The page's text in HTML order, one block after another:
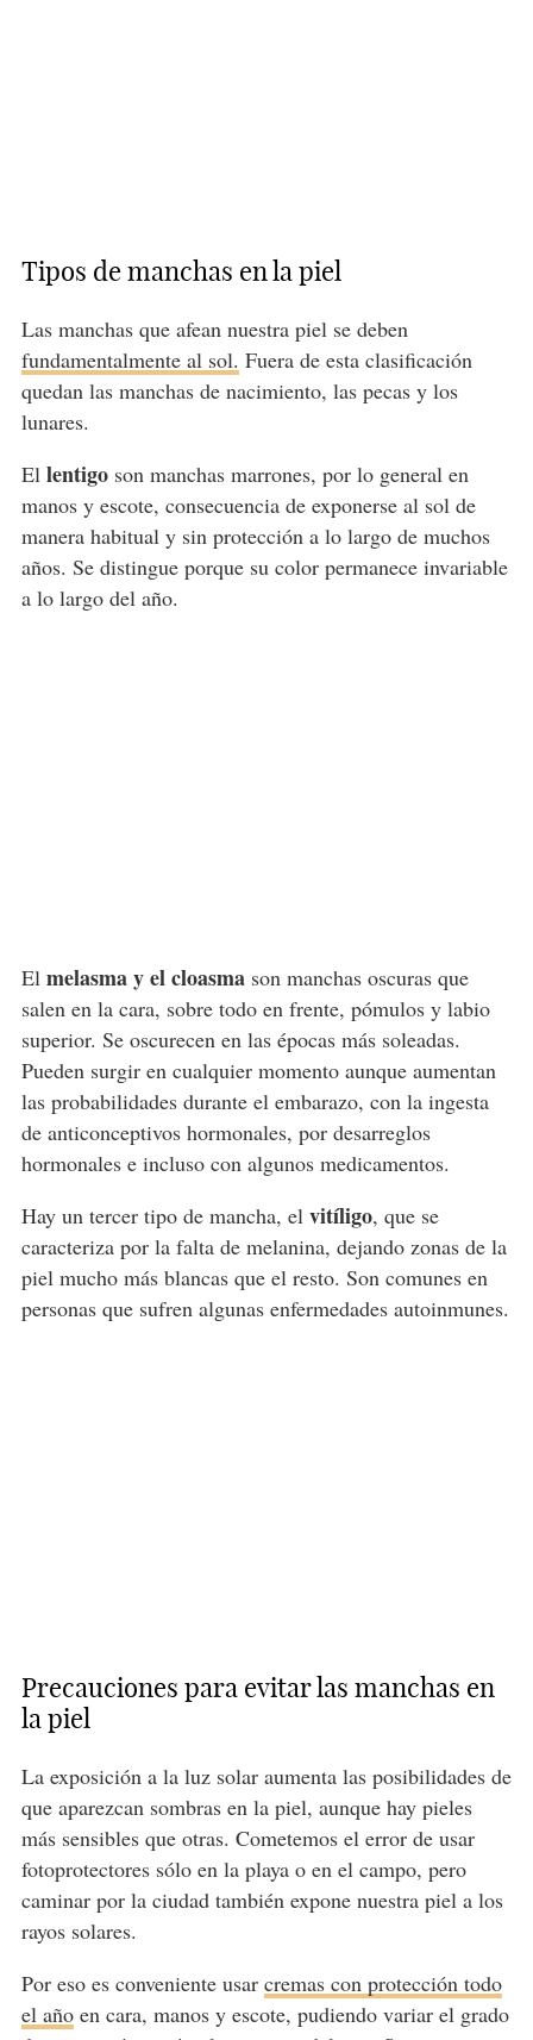
Tipos de manchas en la piel
Las manchas que afean nuestra piel se deben
fundamentalmente al sol. Fuera de esta clasificación
quedan las manchas de nacimiento, las pecas y los
lunares.
El lentigoson manchas marrones, por lo general en
manos y escote, consecuencia de exponerse al sol de
manera habitual y sin protección a lo largo de muchos
años. Se distingue porque su color permanece invariable
a lo largo del año.
El melasma y el cloasmason manchas oscuras que
salen en la cara, sobre todo en frente, pómulos y labio
superior. Se oscurecen en las épocas más soleadas.
Pueden surgir en cualquier momento aunque aumentan
las probabilidades durante el embarazo, con la ingesta
de anticonceptivos hormonales, por desarreglos
hormonales e incluso con algunos medicamentos.
Hay un tercer tipo de mancha, el vitíligo, que se
caracteriza por la falta de melanina, dejando zonas de la
piel mucho más blancas que el resto. Son comunes en
personas que sufren algunas enfermedades autoinmunes.
Precauciones para evitar las manchas en
la piel
La exposición a la luz solar aumenta las posibilidades de
que aparezcan sombras en la piel, aunque hay pieles
más sensibles que otras. Cometemos el error de usar
fotoprotectores sólo en la playa o en el campo, pero
caminar por la ciudad también expone nuestra piel a los
rayos solares.
Por eso es conveniente usar cremas con protección todo
el añoen cara, manos y escote, pudiendo variar el grado